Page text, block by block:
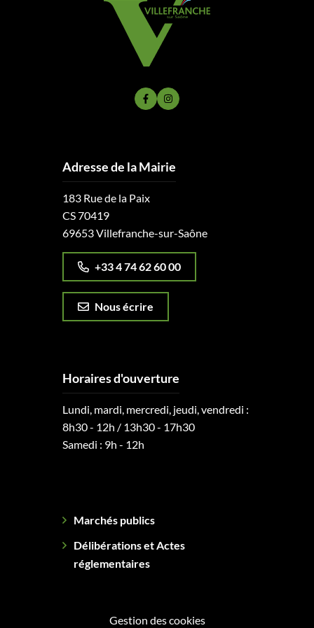
Lien vers le compte Facebook
Lien vers le compte Instagram
Adresse de la Mairie
183 Rue de la Paix
CS 70419
69653 Villefranche-sur-Saône
+33 4 74 62 60 00
Nous écrire
Horaires d'ouverture
Lundi, mardi, mercredi, jeudi, vendredi :
8h30 - 12h / 13h30 - 17h30
Samedi : 9h - 12h
Marchés publics
Délibérations et Actes
réglementaires
Gestion des cookies